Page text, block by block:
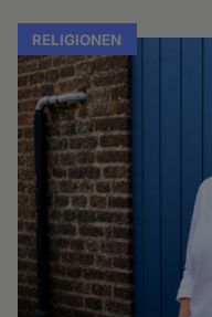
RELIGIONEN